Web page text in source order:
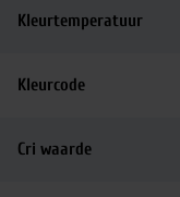
Kleurtemperatuur
Kleurcode
Cri waarde